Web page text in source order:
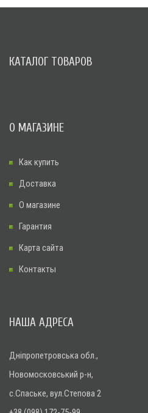
КАТАЛОГ ТОВАРОВ
О МАГАЗИНЕ
Как купить
Доставка
О магазине
Гарантия
Карта сайта
Контакты
НАША АДРЕСА
Дніпропетровська обл.,
Новомосковський р-н,
с.Спаське, вул.Степова 2